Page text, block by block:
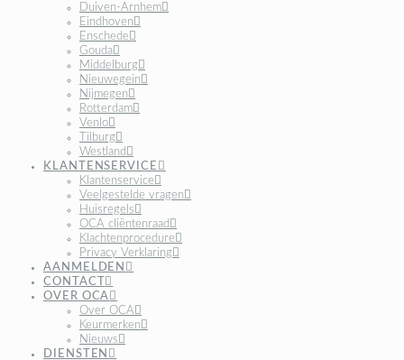
Duiven-Arnhem
Eindhoven
Enschede
Gouda
Middelburg
Nieuwegein
Nijmegen
Rotterdam
Venlo
Tilburg
Westland
KLANTENSERVICE
Klantenservice
Veelgestelde vragen
Huisregels
OCA cliëntenraad
Klachtenprocedure
Privacy Verklaring
AANMELDEN
CONTACT
OVER OCA
Over OCA
Keurmerken
Nieuws
DIENSTEN